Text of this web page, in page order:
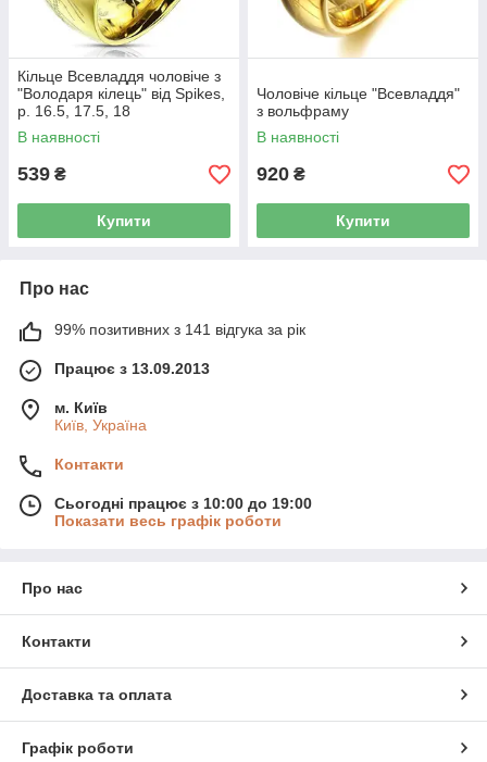
Кільце Всевладдя чоловіче з
"Володаря кілець" від Spikes,
р. 16.5, 17.5, 18
В наявності
539 ₴
Купити
Чоловіче кільце "Всевладдя"
з вольфраму
В наявності
920 ₴
Купити
Про нас
99% позитивних з 141 відгука за рік
Працює з 13.09.2013
м. Київ
Київ, Україна
Контакти
Сьогодні працює з 10:00 до 19:00
Показати весь графік роботи
Про нас
Контакти
Доставка та оплата
Графік роботи